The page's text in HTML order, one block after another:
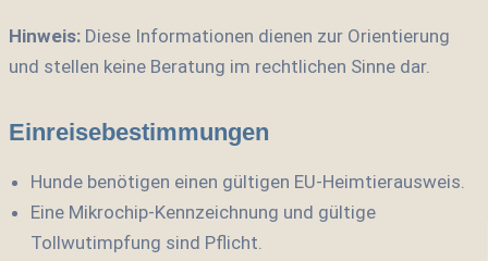
Hinweis: Diese Informationen dienen zur Orientierung
und stellen keine Beratung im rechtlichen Sinne dar.
Einreisebestimmungen
Hunde benötigen einen gültigen EU-Heimtierausweis.
Eine Mikrochip-Kennzeichnung und gültige
Tollwutimpfung sind Pflicht.